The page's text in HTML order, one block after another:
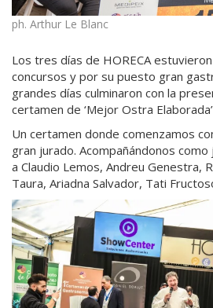
ph. Arthur Le Blanc
Los tres días de HORECA
concursos y por su puesto gran
grandes días culminaron con la
certamen de ‘Mejor Ostra
Un certamen donde comenzamos
gran jurado. Acompañándonos
a Claudio Lemos, Andreu Genestra,
Taura, Ariadna Salvador, Tati